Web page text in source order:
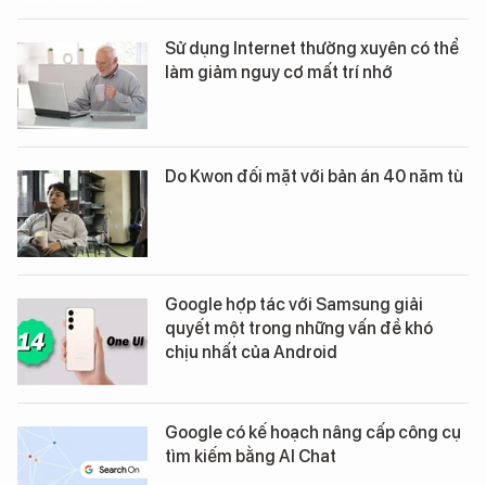
Sử dụng Internet thường xuyên có thể
làm giảm nguy cơ mất trí nhớ
Do Kwon đối mặt với bản án 40 năm tù
Google hợp tác với Samsung giải
quyết một trong những vấn đề khó
chịu nhất của Android
Google có kế hoạch nâng cấp công cụ
tìm kiếm bằng AI Chat